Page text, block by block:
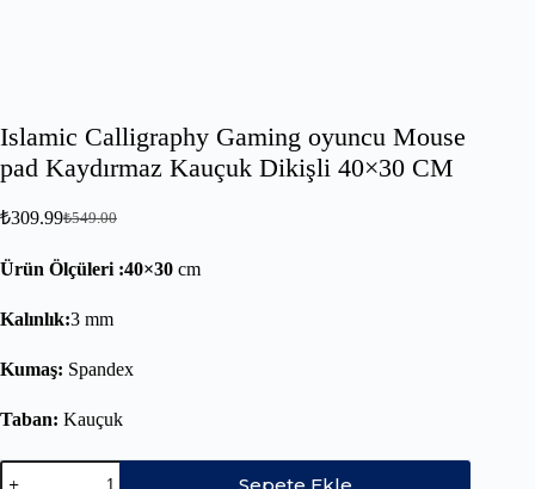
Islamic Calligraphy Gaming oyuncu Mouse
pad Kaydırmaz Kauçuk Dikişli 40×30 CM
₺549.00
₺309.99
Ürün Ölçüleri :40×30 cm
Kalınlık:3 mm
Kumaş: Spandex
Taban: Kauçuk
Sepete Ekle